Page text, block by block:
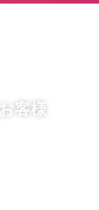
客様